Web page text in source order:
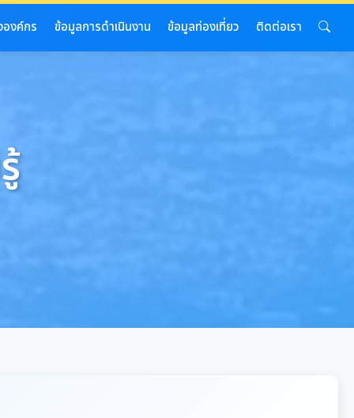
องค์กร ข้อมูลการดำเนินงาน ข้อมูลท่องเที่ยว ติดต่อเรา